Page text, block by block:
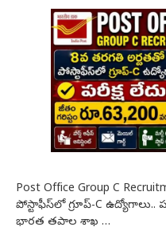
Post Office Group C
పోస్టాఫీస్‌లో గ్రూప్-C ఉద్యోగాలు..
భారత తపాల శాఖ …